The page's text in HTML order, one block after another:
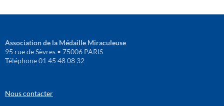
Association de la Médaille Miraculeuse
95 rue de Sèvres • 75006 PARIS
Téléphone 01 45 48 08 32
Nous contacter